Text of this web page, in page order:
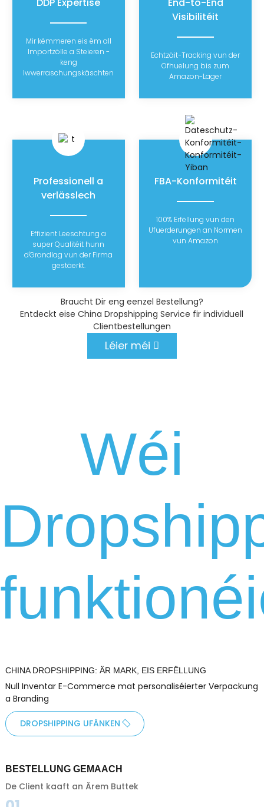
Mir këmmeren eis ëm all
Importzölle a Steieren -
keng
Iwwerraschungskäschten
Visibilitéit
Echtzäit-Tracking vun der
Ofhuelung bis zum
Amazon-Lager
Professionell a
verlässlech
Effizient Leeschtung a
super Qualitéit hunn
d'Grondlag vun der Firma
gestäerkt.
FBA-Konformitéit
100% Erfëllung vun den
Ufuerderungen an Normen
vun Amazon
Braucht Dir eng eenzel Bestellung?
Entdeckt eise China Dropshipping Service fir individuell
Clientbestellungen
Léier méi
Wéi
CHINA DROPSHIPPING: ÄR MARK, EIS ERFËLLUNG
Null Inventar E-Commerce mat personaliséierter Verpackung
a Branding
DROPSHIPPING UFÄNKEN
BESTELLUNG GEMAACH
De Client kaaft an Ärem Buttek